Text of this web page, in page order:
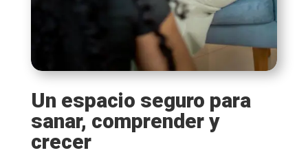
Un espacio seguro para
sanar, comprender y
crecer